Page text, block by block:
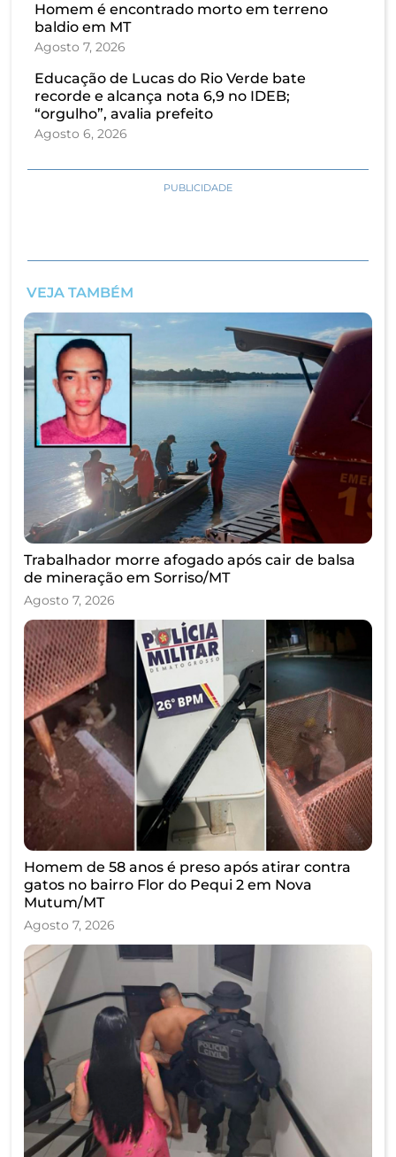
Homem é encontrado morto em terreno
baldio em MT
Agosto 7, 2026
Educação de Lucas do Rio Verde bate
recorde e alcança nota 6,9 no IDEB;
“orgulho”, avalia prefeito
Agosto 6, 2026
PUBLICIDADE
VEJA TAMBÉM
Trabalhador morre afogado após cair de balsa
de mineração em Sorriso/MT
Agosto 7, 2026
Homem de 58 anos é preso após atirar contra
gatos no bairro Flor do Pequi 2 em Nova
Mutum/MT
Agosto 7, 2026